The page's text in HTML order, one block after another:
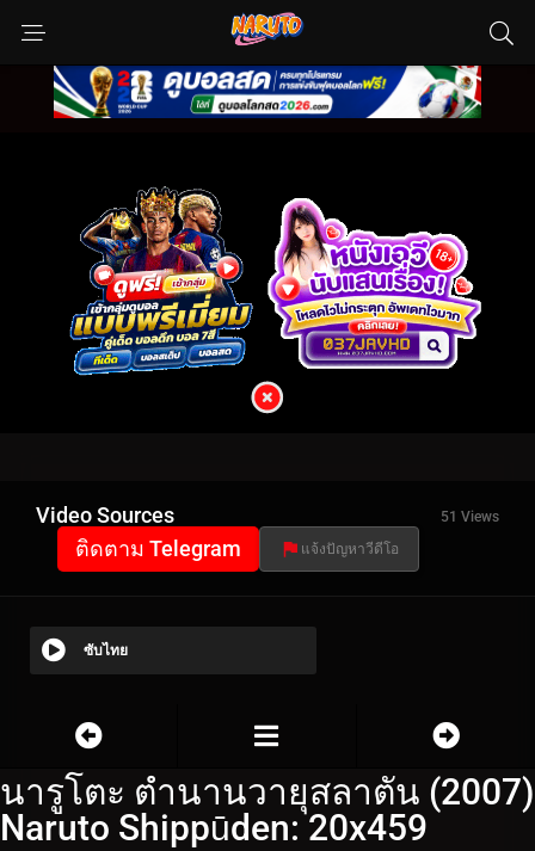
Video Sources 51 Views
ติดตาม Telegram แจ้งปัญหาวีดีโอ
ซับไทย
นารูโตะ ตำนานวายุสลาตัน (2007)
Naruto Shippūden: 20x459